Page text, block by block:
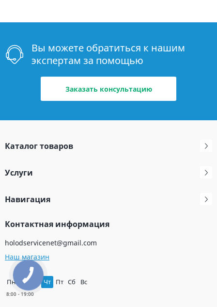
Вы можете обратиться к нашим
экспертам за помощью
Заказать консультацию
Каталог товаров
Услуги
Навигация
Контактная информация
holodservicenet@gmail.com
Наш магазин
Пн Вт Чт Пт Сб Вс
КНОПКА
ЗВ'ЯЗКУ